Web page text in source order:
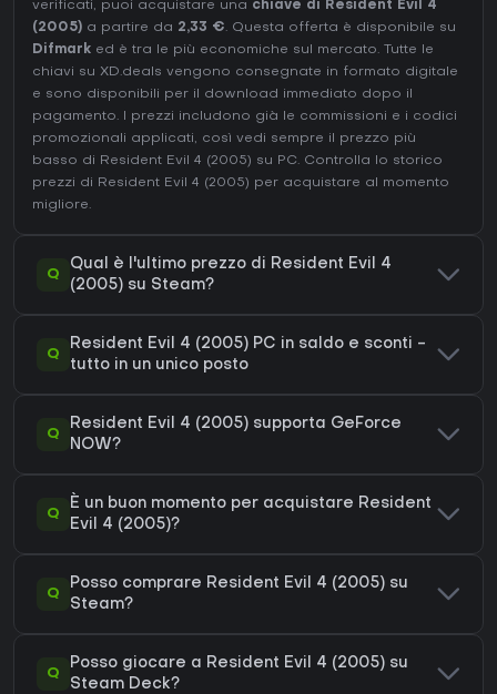
verificati, puoi acquistare una chiave di Resident Evil 4
(2005) a partire da 2,33 €. Questa offerta è disponibile su
Difmark ed è tra le più economiche sul mercato. Tutte le
chiavi su XD.deals vengono consegnate in formato digitale
e sono disponibili per il download immediato dopo il
pagamento. I prezzi includono già le commissioni e i codici
promozionali applicati, così vedi sempre il prezzo più
basso di Resident Evil 4 (2005) su PC. Controlla lo storico
prezzi di Resident Evil 4 (2005) per acquistare al momento
migliore.
Q
Qual è l'ultimo prezzo di Resident Evil 4
(2005) su Steam?
Q
Resident Evil 4 (2005) PC in saldo e sconti -
tutto in un unico posto
Q
Resident Evil 4 (2005) supporta GeForce
NOW?
Q
È un buon momento per acquistare Resident
Evil 4 (2005)?
Q
Posso comprare Resident Evil 4 (2005) su
Steam?
Q
Posso giocare a Resident Evil 4 (2005) su
Steam Deck?